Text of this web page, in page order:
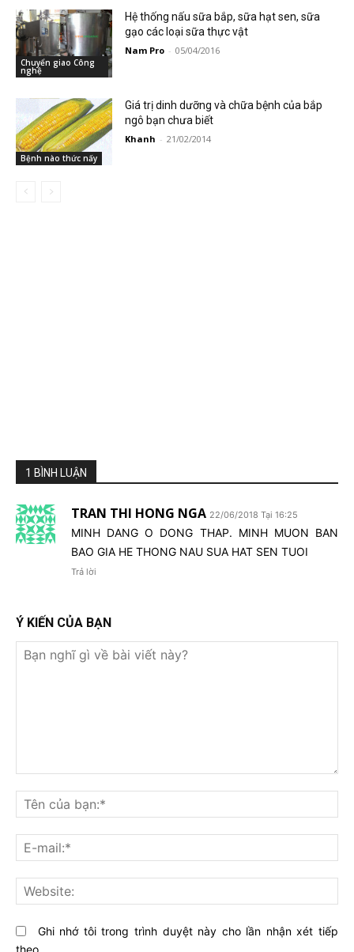
Chuyển giao Công
nghệ
Hệ thống nấu sữa bắp, sữa hạt sen, sữa
gạo các loại sữa thực vật
Nam Pro - 05/04/2016
Bệnh nào thức nấy
Giá trị dinh dưỡng và chữa bệnh của bắp
ngô bạn chưa biết
Khanh - 21/02/2014
1 BÌNH LUẬN
TRAN THI HONG NGA 22/06/2018 Tại 16:25
MINH DANG O DONG THAP. MINH MUON BAN
BAO GIA HE THONG NAU SUA HAT SEN TUOI
Trả lời
Ý KIẾN CỦA BẠN
nghĩ
gì
về
bài
viết
này?
Ghi nhớ tôi trong trình duyệt này cho lần nhận xét tiếp
theo.